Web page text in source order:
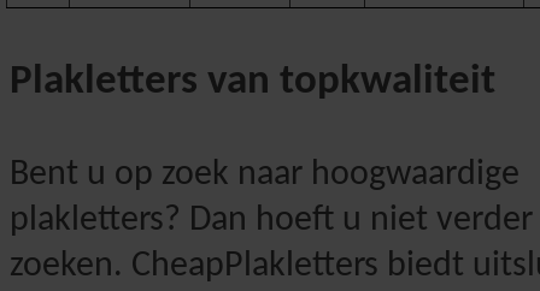
Plakletters van topkwaliteit
Bent u op zoek naar hoogwaardige
plakletters? Dan hoeft u niet
zoeken. CheapPlakletters biedt